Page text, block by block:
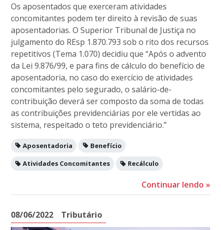
Os aposentados que exerceram atividades
concomitantes podem ter direito à revisão de suas
aposentadorias. O Superior Tribunal de Justiça no
julgamento do REsp 1.870.793 sob o rito dos recursos
repetitivos (Tema 1.070) decidiu que “Após o advento
da Lei 9.876/99, e para fins de cálculo do benefício de
aposentadoria, no caso do exercício de atividades
concomitantes pelo segurado, o salário-de-
contribuição deverá ser composto da soma de todas
as contribuições previdenciárias por ele vertidas ao
sistema, respeitado o teto previdenciário.”
Aposentadoria Benefício
Atividades Concomitantes Recálculo
Continuar lendo »
08/06/2022 Tributário